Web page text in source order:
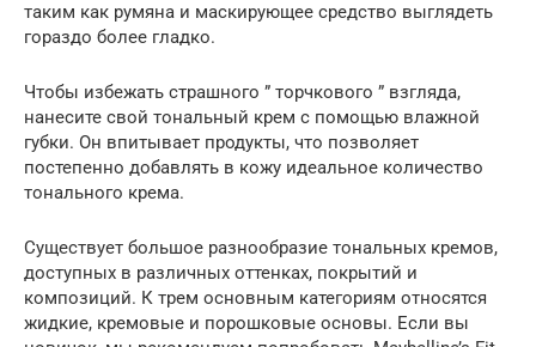
таким как румяна и маскирующее средство выглядеть
гораздо более гладко.
Чтобы избежать страшного ” торчкового ” взгляда,
нанесите свой тональный крем с помощью влажной
губки. Он впитывает продукты, что позволяет
постепенно добавлять в кожу идеальное количество
тонального крема.
Существует большое разнообразие тональных кремов,
доступных в различных оттенках, покрытий и
композиций. К трем основным категориям относятся
жидкие, кремовые и порошковые основы. Если вы